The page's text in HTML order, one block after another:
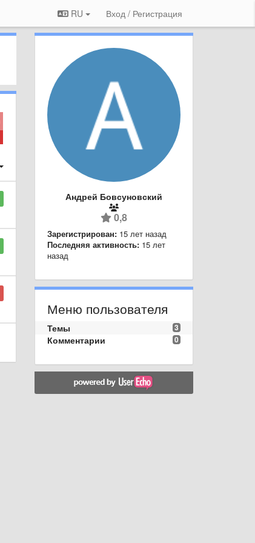
RU Вход / Регистрация
Андрей Бовсуновский
0,8
Зарегистрирован: 15 лет назад
Последняя активность: 15 лет
назад
Меню пользователя
3
Темы
0
Комментарии